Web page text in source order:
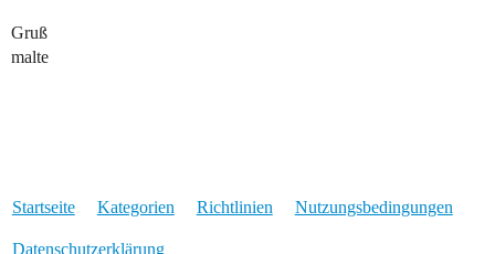
Gruß
malte
Startseite Kategorien Richtlinien Nutzungsbedingungen
Datenschutzerklärung